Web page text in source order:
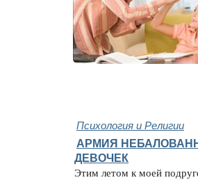
Психология и Религии
АРМИЯ
ДЕВОЧЕК
Этим летом к моей